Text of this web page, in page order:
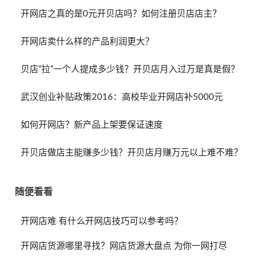
开网店之真的是0元开贝店吗？如何注册贝店店主？
开网店卖什么样的产品利润更大？
贝店“拉”一个人提成多少钱？开贝店月入过万是真是假？
武汉创业补贴政策2016：高校毕业开网店补5000元
如何开网店？新产品上架要保证速度
开贝店做店主能赚多少钱？开贝店月赚万元以上难不难？
随便看看
开网店难 有什么开网店技巧可以参考吗？
开网店货源哪里寻找？网店货源大盘点 为你一网打尽